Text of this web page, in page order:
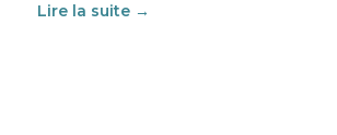
Lire la suite →